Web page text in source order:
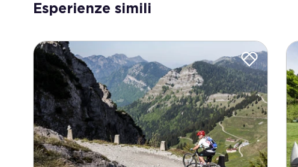
Esperienze simili